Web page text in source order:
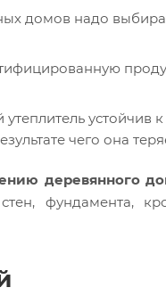
домов надо
устойчив
чего она
деревянного
фундамента,